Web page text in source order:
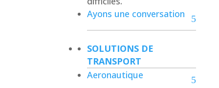
Ayons une conversation
SOLUTIONS DE
TRANSPORT
Aeronautique